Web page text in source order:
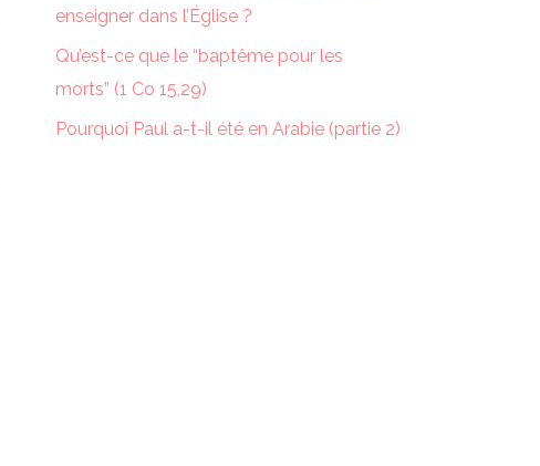
enseigner dans l’Église ?
Qu’est-ce que le “baptême pour les
morts” (1 Co 15,29)
Pourquoi Paul a-t-il été en Arabie (partie 2)